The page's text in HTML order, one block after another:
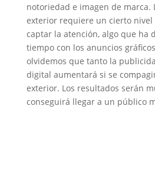
notoriedad e imagen de marca.
exterior requiere un cierto
captar la atención, algo que ha
tiempo con los anuncios
olvidemos que tanto la
digital aumentará si se
exterior. Los resultados serán
conseguirá llegar a un público